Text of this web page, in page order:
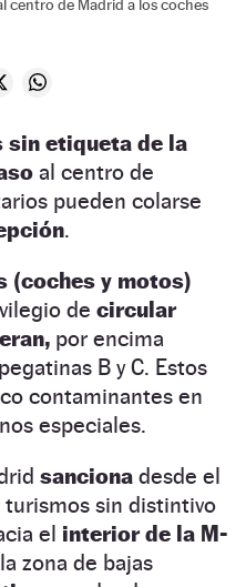
centro de Madrid a los coches
sin etiqueta de la
al centro de
pueden colarse
.
(coches y motos)
de circular
por encima
B y C. Estos
contaminantes en
especiales.
sanciona desde el
turismos sin distintivo
el interior de la M-
zona de bajas